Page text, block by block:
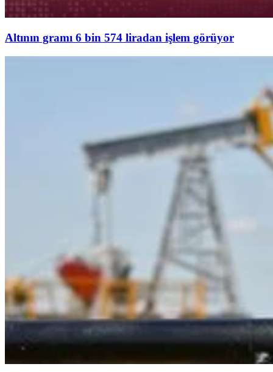
Altının gramı 6 bin 574 liradan işlem görüyor